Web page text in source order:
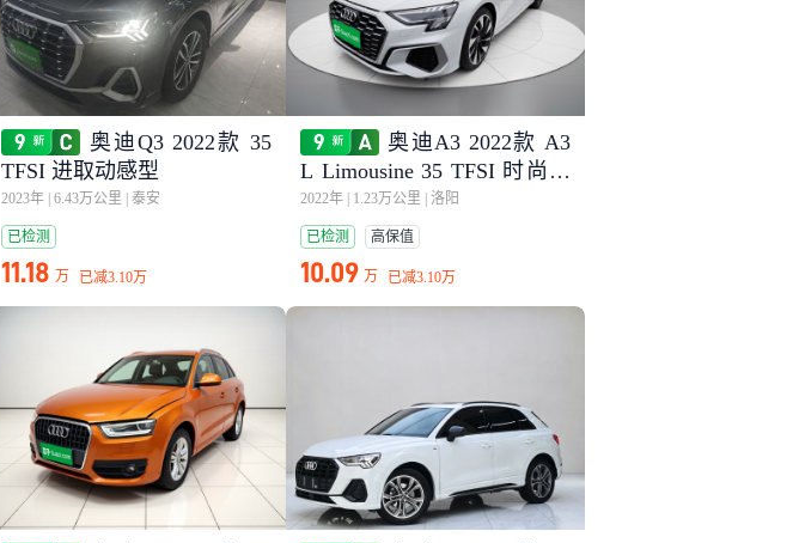
奥迪Q3 2022款 35
TFSI 进取动感型
2023年 6.43万公里 泰安
已检测
11.18 万 已减3.10万
奥迪A3 2022款 A3
L Limousine 35 TFSI 时尚运
动型
2022年 1.23万公里 洛阳
已检测 高保值
10.09 万 已减3.10万